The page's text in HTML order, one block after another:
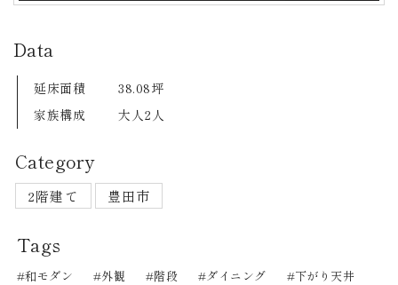
Data
延床面積
38.08坪
家族構成
大人2人
Category
2階建て 豊田市
Tags
和モダン 外観 階段 ダイニング
下がり天井